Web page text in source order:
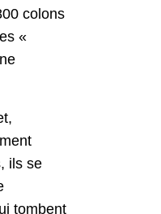
colons
«
ils se
tombent